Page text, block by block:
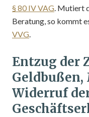
§ 80 IV VAG. Mutiert
Beratung, so kommt
VVG.
Entzug der
Widerruf